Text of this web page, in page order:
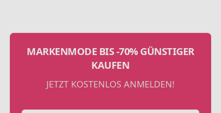
MARKENMODE BIS -70% GÜNSTIGER
KAUFEN
JETZT KOSTENLOS ANMELDEN!